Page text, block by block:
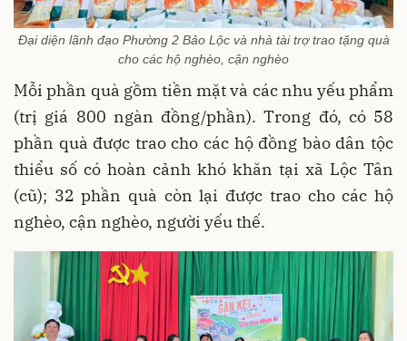
Đại diện lãnh đạo Phường 2 Bảo Lộc và nhà tài trợ trao tặng quà
cho các hộ nghèo, cận nghèo
Mỗi phần quà gồm tiền mặt và các nhu yếu phẩm
(trị giá 800 ngàn đồng/phần). Trong đó, có 58
phần quà được trao cho các hộ đồng bào dân tộc
thiểu số có hoàn cảnh khó khăn tại xã Lộc Tân
(cũ); 32 phần quà còn lại được trao cho các hộ
nghèo, cận nghèo, người yếu thế.